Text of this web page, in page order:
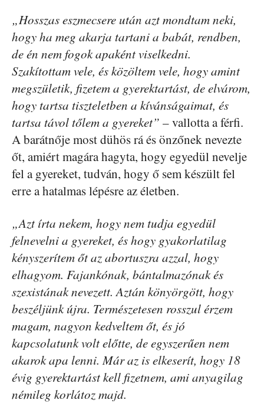
„Hosszas eszmecsere után azt mondtam neki,
hogy ha meg akarja tartani a babát, rendben,
de én nem fogok apaként viselkedni.
Szakítottam vele, és közöltem vele, hogy amint
megszületik, fizetem a gyerektartást, de elvárom,
hogy tartsa tiszteletben a kívánságaimat, és
tartsa távol tőlem a gyereket” – vallotta a férfi.
A barátnője most dühös rá és önzőnek nevezte
őt, amiért magára hagyta, hogy egyedül nevelje
fel a gyereket, tudván, hogy ő sem készült fel
erre a hatalmas lépésre az életben.
„Azt írta nekem, hogy nem tudja egyedül
felnevelni a gyereket, és hogy gyakorlatilag
kényszerítem őt az abortuszra azzal, hogy
elhagyom. Fajankónak, bántalmazónak és
szexistának nevezett. Aztán könyörgött, hogy
beszéljünk újra. Természetesen rosszul érzem
magam, nagyon kedveltem őt, és jó
kapcsolatunk volt előtte, de egyszerűen nem
akarok apa lenni. Már az is elkeserít, hogy 18
évig gyerektartást kell fizetnem, ami anyagilag
némileg korlátoz majd.